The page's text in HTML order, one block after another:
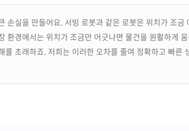
손실을 만들어요. 서빙 로봇과 같은 로봇은 위치가 조금
환경에서는 위치가 조금만 어긋나면 물건을 원활하게
를 초래하죠. 저희는 이러한 오차를 줄여 정확하고 빠른